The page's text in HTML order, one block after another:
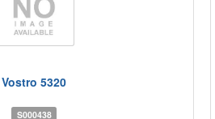
Vostro 5320
S000438